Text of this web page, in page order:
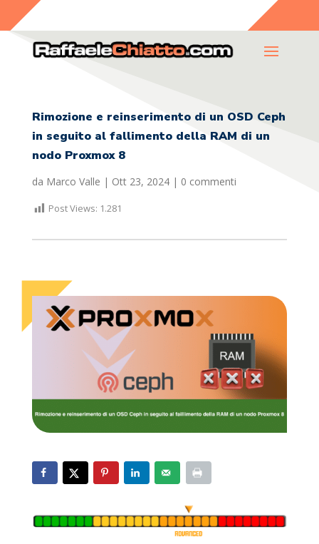
Rimozione e reinserimento di un OSD Ceph
in seguito al fallimento della RAM di un
nodo Proxmox 8
da Marco Valle | Ott 23, 2024| 0 commenti
Post Views: 1.281